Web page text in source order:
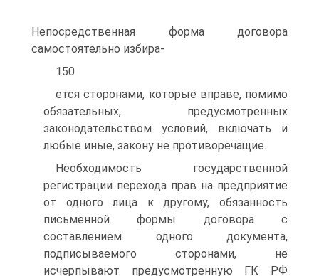
Непосредственная форма договора
самостоятельно избира-
150
ется сторонами, которые вправе, помимо
обязательных, предусмотренных
законодательством условий, включать и
любые иные, закону не противоречащие.
Необходимость государственной
регистрации перехода прав на предприятие
от одного лица к другому, обязанность
письменной формы договора с
составлением одного документа,
подписываемого сторонами, не
исчерпывают предусмотренную ГК РФ